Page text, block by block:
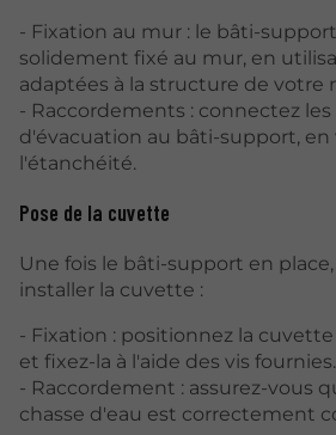
- Fixation au mur : le bâti-
solidement fixé au mur, en
adaptées à la structure de votre
- Raccordements : connectez
d'évacuation au bâti-support, en
l'étanchéité.
Pose de la cuvette
Une fois le bâti-support en
installer la cuvette :
- Fixation : positionnez la
et fixez-la à l'aide des vis fournies.
- Raccordement : assurez-vous
chasse d'eau est correctement